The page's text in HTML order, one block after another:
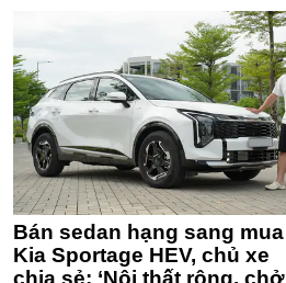
Bán sedan hạng sang mua
Kia Sportage HEV, chủ xe
chia sẻ: ‘Nội thất rộng, chở